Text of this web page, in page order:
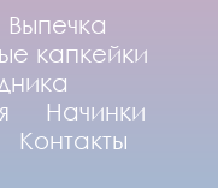
Выпечка
капкейки
Начинки
Контакты